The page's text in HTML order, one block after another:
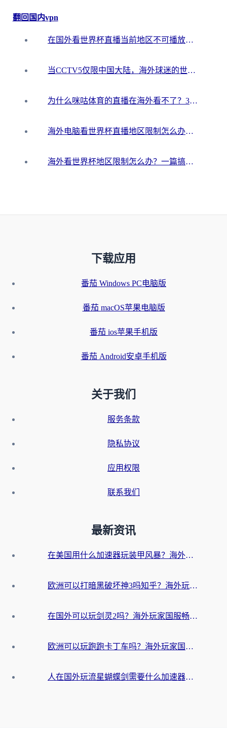
翻回国内vpn
在国外看世界杯直播当前地区不可播放？海外党必看的回国加速全攻略
当CCTV5仅限中国大陆，海外球迷的世界杯狂欢如何继续？
为什么咪咕体育的直播在海外看不了？3步解决海外看世界杯+抖音地区限制难题
海外电脑看世界杯直播地区限制怎么办？你需要一个聪明的加速器
海外看世界杯地区限制怎么办？一篇搞定咪咕视频播放+国内资源无缝访问指南
下载应用
番茄 Windows PC电脑版
番茄 macOS苹果电脑版
番茄 ios苹果手机版
番茄 Android安卓手机版
关于我们
服务条款
隐私协议
应用权限
联系我们
最新资讯
在美国用什么加速器玩装甲风暴？海外玩家亲测有效的国服游戏加速指南
欧洲可以打暗黑破坏神3吗知乎？海外玩家国服游戏加速终极指南
在国外可以玩剑灵2吗？海外玩家国服畅玩终极指南（附永恒之塔明日方舟加速方案）
欧洲可以玩跑跑卡丁车吗？海外玩家国服游戏畅玩终极指南（附QQ炫舞剑网3解决方案）
人在国外玩流星蝴蝶剑需要什么加速器？老玩家亲测的终极解决方案